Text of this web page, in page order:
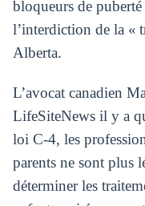
bloqueurs de
l’interdiction de la «
Alberta.
L’avocat canadien
LifeSiteNews il y a
loi C-4, les
parents ne sont plus
déterminer les